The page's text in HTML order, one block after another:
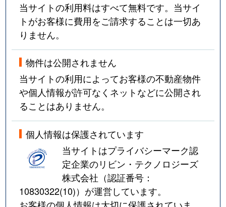
当サイトの利用料はすべて無料です。当サイ
トがお客様に費用をご請求することは一切あ
りません。
物件は公開されません
当サイトの利用によってお客様の不動産物件
や個人情報が許可なくネットなどに公開され
ることはありません。
個人情報は保護されています
当サイトはプライバシーマーク認
定企業のリビン・テクノロジーズ
株式会社（認証番号：
10830322(10)）が運営しています。
お客様の個人情報は大切に保護されていま